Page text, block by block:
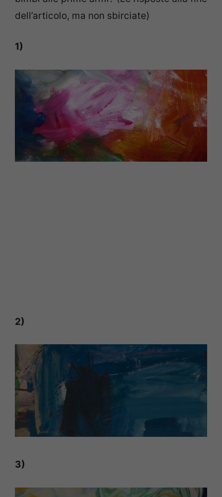
dell’articolo, ma non sbirciate)
1)
2)
3)